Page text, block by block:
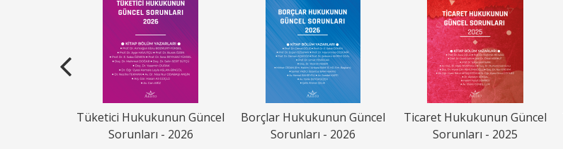
Tüketici Hukukunun Güncel
Sorunları - 2026
Borçlar Hukukunun Güncel
Sorunları - 2026
Ticaret Hukukunun Güncel
Sorunları - 2025